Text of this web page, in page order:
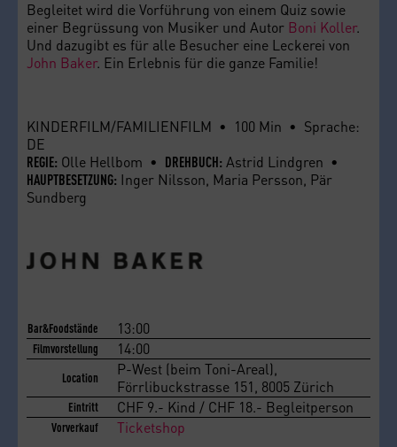
Begleitet wird die Vorführung von einem Quiz sowie
einer Begrüssung von Musiker und Autor Boni Koller.
Und dazugibt es für alle Besucher eine Leckerei von
John Baker. Ein Erlebnis für die ganze Familie!
KINDERFILM/FAMILIENFILM • 100 Min • Sprache:
DE
REGIE: Olle Hellbom • DREHBUCH: Astrid Lindgren •
HAUPTBESETZUNG: Inger Nilsson, Maria Persson, Pär
Sundberg
Bar&Foodstände 13:00
Filmvorstellung 14:00
Location
P-West (beim Toni-Areal),
Förrlibuckstrasse 151, 8005 Zürich
Eintritt CHF 9.- Kind / CHF 18.- Begleitperson
Vorverkauf Ticketshop